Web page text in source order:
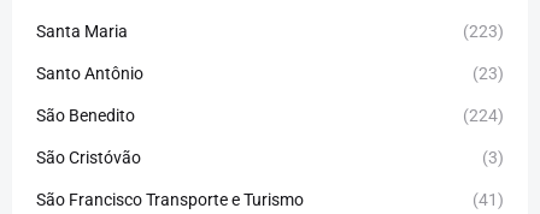
Santa Maria (223)
Santo Antônio (23)
São Benedito (224)
São Cristóvão (3)
São Francisco Transporte e Turismo (41)